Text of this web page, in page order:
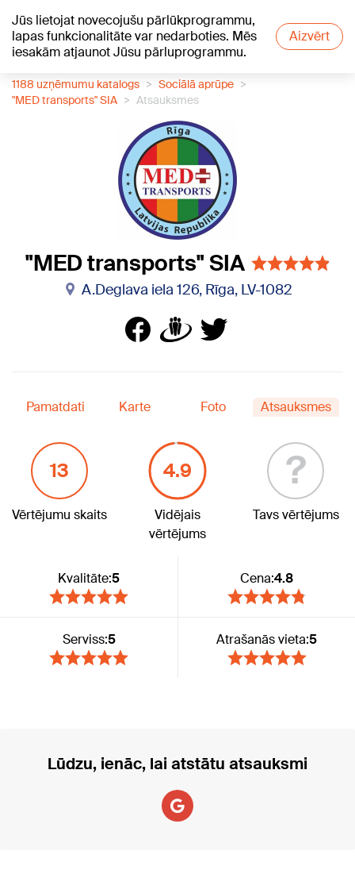
Jūs lietojat novecojušu pārlūkprogrammu,
lapas funkcionalitāte var nedarboties. Mēs
iesakām atjaunot Jūsu pārluprogrammu.
Aizvērt
+24°C
1188 uzņēmumu katalogs
Sociālā aprūpe
"MED transports" SIA
Atsauksmes
"MED transports" SIA
A.Deglava iela 126, Rīga, LV-1082
Pamatdati Karte Foto Atsauksmes
13
Vērtējumu skaits
4.9
Vidējais
vērtējums
?
Tavs vērtējums
Kvalitāte:5 Cena:4.8
Serviss:5 Atrašanās vieta:5
Lūdzu, ienāc, lai atstātu atsauksmi